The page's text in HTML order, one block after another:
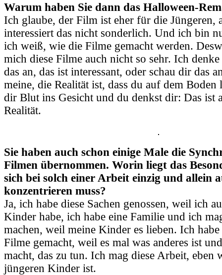
Warum haben Sie dann das Halloween-
Ich glaube, der Film ist eher für die Jüngeren,
interessiert das nicht sonderlich. Und ich bin
ich weiß, wie die Filme gemacht werden.
mich diese Filme auch nicht so sehr. Ich
das an, das ist interessant, oder schau dir das
meine, die Realität ist, dass du auf dem Boden
dir Blut ins Gesicht und du denkst dir: Das ist
Realität.
Sie haben auch schon einige Male die
Filmen übernommen. Worin liegt das
sich bei solch einer Arbeit einzig und allein
konzentrieren muss?
Ja, ich habe diese Sachen genossen, weil ich
Kinder habe, ich habe eine Familie und ich
machen, weil meine Kinder es lieben. Ich
Filme gemacht, weil es mal was anderes ist
macht, das zu tun. Ich mag diese Arbeit, eben
jüngeren Kinder ist.